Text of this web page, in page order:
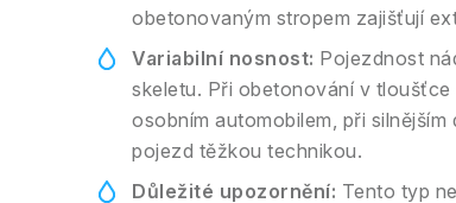
obetonovaným stropem zajišťují
Variabilní nosnost: Pojezdnost
skeletu. Při obetonování v
osobním automobilem, při
pojezd těžkou technikou.
Důležité upozornění: Tento typ